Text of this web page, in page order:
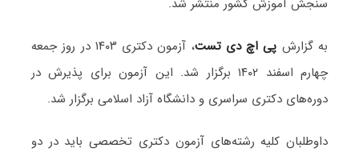
سنجش آموزش کشور منتشر شد.
به گزارش پی اچ دی تست
، آزمون دکتری ۱۴۰۳ در روز جمعه
چهارم اسفند ۱۴۰۲ برگزار شد. این آزمون برای پذیرش در
دوره‌های دکتری سراسری و دانشگاه آزاد اسلامی برگزار شد.
داوطلبان کلیه رشته‌های آزمون دکتری تخصصی باید در دو